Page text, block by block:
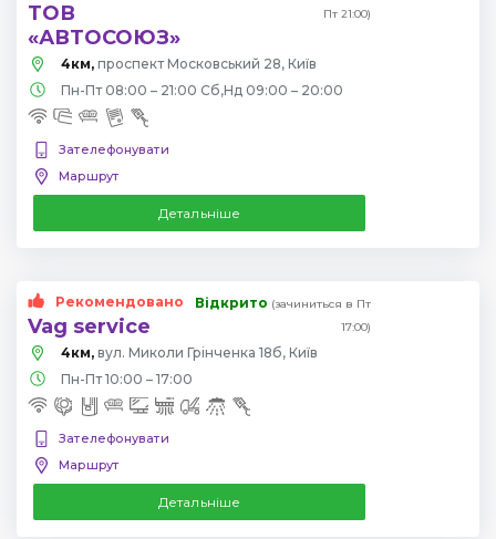
ТОВ
«АВТОСОЮЗ»
Пт 21:00)
4км, проспект Московський 28, Київ
Пн-Пт 08:00 – 21:00 Сб,Нд 09:00 – 20:00
Зателефонувати
Маршрут
Детальніше
Рекомендовано
Vag service
Відкрито (зачиниться в Пт
17:00)
4км, вул. Миколи Грінченка 18б, Київ
Пн-Пт 10:00 – 17:00
Зателефонувати
Маршрут
Детальніше